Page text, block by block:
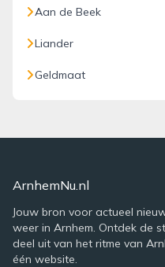
Aan de Beek
Liander
Geldmaat
ArnhemNu.nl
Jouw bron voor actueel
weer in Arnhem. Ontdek de
deel uit van het ritme van
één website.